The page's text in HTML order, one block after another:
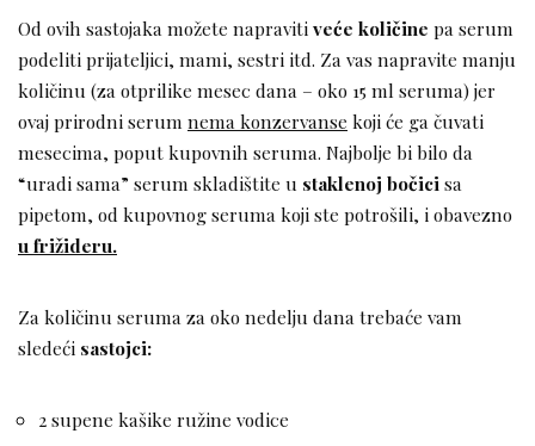
Od ovih sastojaka možete napravitiveće količine pa serum
podeliti prijateljici, mami, sestri itd. Za vas napravite manju
količinu (za otprilike mesec dana – oko 15 ml seruma) jer
ovaj prirodni serum nema konzervanse koji će ga čuvati
mesecima, poput kupovnih seruma. Najbolje bi bilo da
“uradi sama” serum skladištite u staklenoj bočicisa
pipetom, od kupovnog seruma koji ste potrošili, i obavezno
u frižideru.
Za količinu seruma za oko nedelju dana trebaće vam
sledeći sastojci:
2 supene kašike ružine vodice